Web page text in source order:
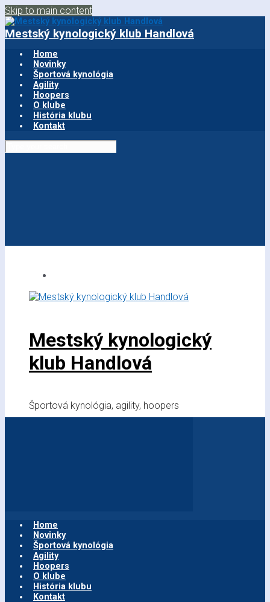
Skip to main content
Mestský kynologický klub Handlová
Home
Novinky
Športová kynológia
Agility
Hoopers
O klube
História klubu
Kontakt
Mestský kynologický
klub Handlová
Športová kynológia, agility, hoopers
Home
Novinky
Športová kynológia
Agility
Hoopers
O klube
História klubu
Kontakt